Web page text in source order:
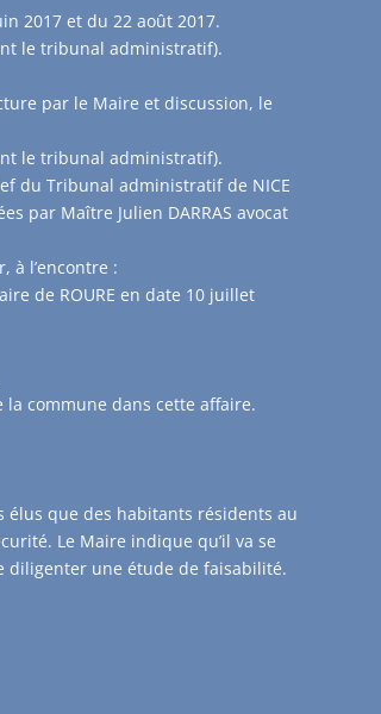
2017 et du 22 août 2017.
le tribunal administratif).
par le Maire et discussion, le
le tribunal administratif).
du Tribunal administratif de NICE
par Maître Julien DARRAS avocat
à l’encontre :
de ROURE en date 10 juillet
la commune dans cette affaire.
élus que des habitants résidents au
Le Maire indique qu’il va se
diligenter une étude de faisabilité.